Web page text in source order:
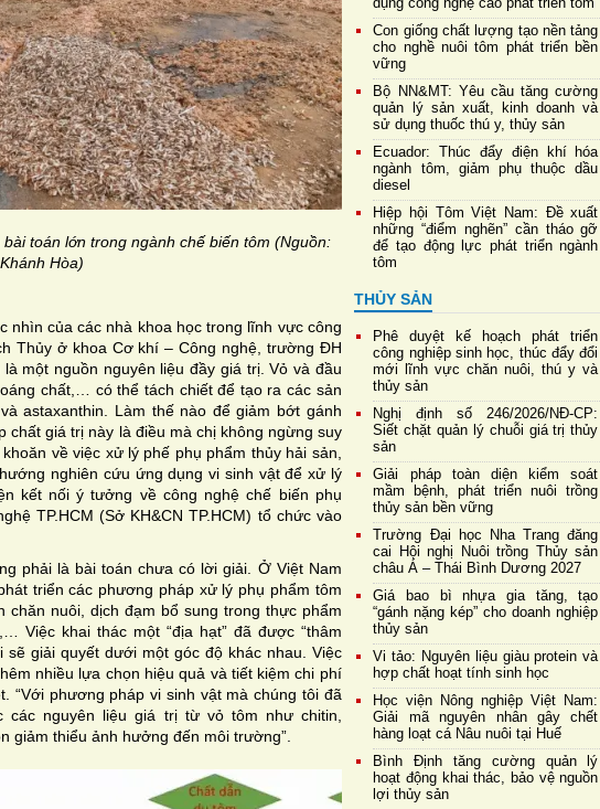
toán lớn trong ngành chế biến tôm (Nguồn:
Hòa)
nhìn của các nhà khoa học trong lĩnh vực công
Thủy ở khoa Cơ khí – Công nghệ, trường ĐH
một nguồn nguyên liệu đầy giá trị. Vỏ và đầu
chất,… có thể tách chiết để tạo ra các sản
astaxanthin. Làm thế nào để giảm bớt gánh
chất giá trị này là điều mà chị không ngừng suy
về việc xử lý phế phụ phẩm thủy hải sản,
nghiên cứu ứng dụng vi sinh vật để xử lý
kết nối ý tưởng về công nghệ chế biến phụ
TP.HCM (Sở KH&CN TP.HCM) tổ chức vào
phải là bài toán chưa có lời giải. Ở Việt Nam
triển các phương pháp xử lý phụ phẩm tôm
chăn nuôi, dịch đạm bổ sung trong thực phẩm
Việc khai thác một “địa hạt” đã được “thâm
sẽ giải quyết dưới một góc độ khác nhau. Việc
nhiều lựa chọn hiệu quả và tiết kiệm chi phí
“Với phương pháp vi sinh vật mà chúng tôi đã
các nguyên liệu giá trị từ vỏ tôm như chitin,
giảm thiểu ảnh hưởng đến môi trường”.
Con giống chất lượng tạo nền tảng
cho nghề nuôi tôm phát triển bền
vững
Bộ NN&MT: Yêu cầu tăng cường
quản lý sản xuất, kinh doanh và
sử dụng thuốc thú y, thủy sản
Ecuador: Thúc đẩy điện khí hóa
ngành tôm, giảm phụ thuộc dầu
diesel
Hiệp hội Tôm Việt Nam: Đề xuất
những “điểm nghẽn” cần tháo gỡ
để tạo động lực phát triển ngành
tôm
THỦY SẢN
Phê duyệt kế hoạch phát triển
công nghiệp sinh học, thúc đẩy đổi
mới lĩnh vực chăn nuôi, thú y và
thủy sản
Nghị định số 246/2026/NĐ-CP:
Siết chặt quản lý chuỗi giá trị thủy
sản
Giải pháp toàn diện kiểm soát
mầm bệnh, phát triển nuôi trồng
thủy sản bền vững
Trường Đại học Nha Trang đăng
cai Hội nghị Nuôi trồng Thủy sản
châu Á – Thái Bình Dương 2027
Giá bao bì nhựa gia tăng, tạo
“gánh nặng kép” cho doanh nghiệp
thủy sản
Vi tảo: Nguyên liệu giàu protein và
hợp chất hoạt tính sinh học
Học viện Nông nghiệp Việt Nam:
Giải mã nguyên nhân gây chết
hàng loạt cá Nâu nuôi tại Huế
Bình Định tăng cường quản lý
hoạt động khai thác, bảo vệ nguồn
lợi thủy sản